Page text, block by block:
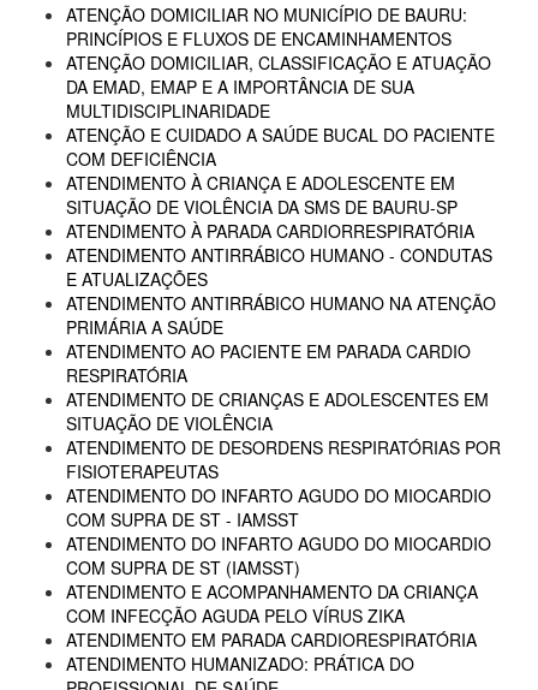
ATENÇÃO DOMICILIAR NO MUNICÍPIO DE BAURU:
PRINCÍPIOS E FLUXOS DE ENCAMINHAMENTOS
ATENÇÃO DOMICILIAR, CLASSIFICAÇÃO E ATUAÇÃO
DA EMAD, EMAP E A IMPORTÂNCIA DE SUA
MULTIDISCIPLINARIDADE
ATENÇÃO E CUIDADO A SAÚDE BUCAL DO PACIENTE
COM DEFICIÊNCIA
ATENDIMENTO À CRIANÇA E ADOLESCENTE EM
SITUAÇÃO DE VIOLÊNCIA DA SMS DE BAURU-SP
ATENDIMENTO À PARADA CARDIORRESPIRATÓRIA
ATENDIMENTO ANTIRRÁBICO HUMANO - CONDUTAS
E ATUALIZAÇÕES
ATENDIMENTO ANTIRRÁBICO HUMANO NA ATENÇÃO
PRIMÁRIA A SAÚDE
ATENDIMENTO AO PACIENTE EM PARADA CARDIO
RESPIRATÓRIA
ATENDIMENTO DE CRIANÇAS E ADOLESCENTES EM
SITUAÇÃO DE VIOLÊNCIA
ATENDIMENTO DE DESORDENS RESPIRATÓRIAS POR
FISIOTERAPEUTAS
ATENDIMENTO DO INFARTO AGUDO DO MIOCARDIO
COM SUPRA DE ST - IAMSST
ATENDIMENTO DO INFARTO AGUDO DO MIOCARDIO
COM SUPRA DE ST (IAMSST)
ATENDIMENTO E ACOMPANHAMENTO DA CRIANÇA
COM INFECÇÃO AGUDA PELO VÍRUS ZIKA
ATENDIMENTO EM PARADA CARDIORESPIRATÓRIA
ATENDIMENTO HUMANIZADO: PRÁTICA DO